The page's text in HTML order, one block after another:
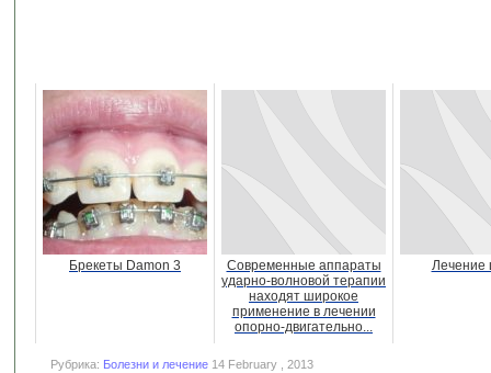
Брекеты Damon 3
Современные аппараты
ударно-волновой терапии
находят широкое
применение в лечении
опорно-двигательно...
Лечение
Рубрика: Болезни и лечение 14 February , 2013